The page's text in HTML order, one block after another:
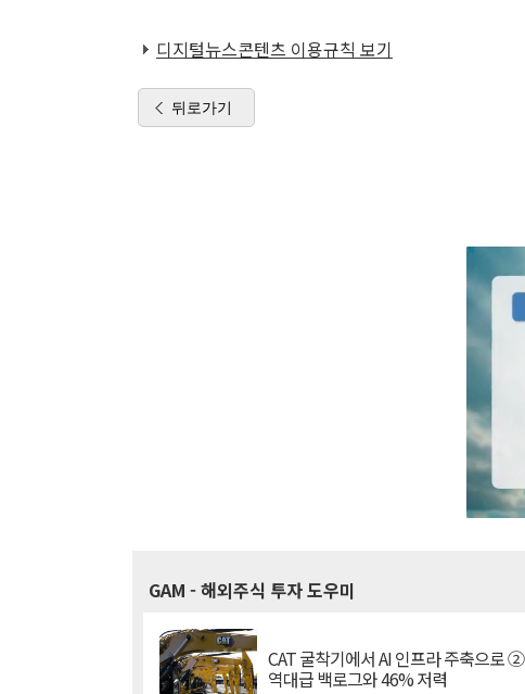
디지털뉴스콘텐츠 이용규칙 보기
뒤로가기
GAM - 해외주식 투자 도우미
CAT 굴착기에서 AI 인프라 주축으로 ②
역대급 백로그와 46% 저력